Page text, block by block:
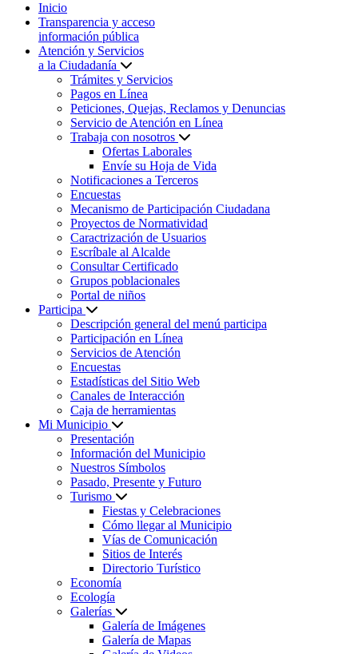
Inicio
Transparencia y acceso
información pública
Atención y Servicios
a la Ciudadanía
Trámites y Servicios
Pagos en Línea
Peticiones, Quejas, Reclamos y Denuncias
Servicio de Atención en Línea
Trabaja con nosotros
Ofertas Laborales
Envíe su Hoja de Vida
Notificaciones a Terceros
Encuestas
Mecanismo de Participación Ciudadana
Proyectos de Normatividad
Caractrización de Usuarios
Escríbale al Alcalde
Consultar Certificado
Grupos poblacionales
Portal de niños
Participa
Descripción general del menú participa
Participación en Línea
Servicios de Atención
Encuestas
Estadísticas del Sitio Web
Canales de Interacción
Caja de herramientas
Mi Municipio
Presentación
Información del Municipio
Nuestros Símbolos
Pasado, Presente y Futuro
Turismo
Fiestas y Celebraciones
Cómo llegar al Municipio
Vías de Comunicación
Sitios de Interés
Directorio Turístico
Economía
Ecología
Galerías
Galería de Imágenes
Galería de Mapas